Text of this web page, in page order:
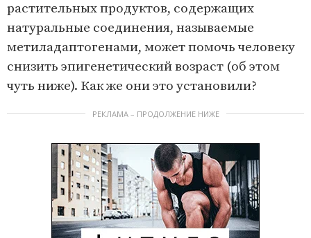
растительных продуктов, содержащих
натуральные соединения, называемые
метиладаптогенами, может помочь человеку
снизить эпигенетический возраст (об этом
чуть ниже). Как же они это установили?
РЕКЛАМА – ПРОДОЛЖЕНИЕ НИЖЕ